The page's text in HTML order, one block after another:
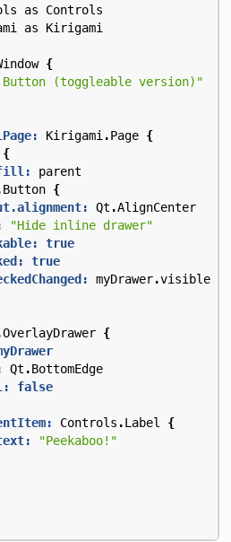
as
Controls
as Kirigami
{
(toggleable version)"
Kirigami .Page {
{
parent
Button {
Qt .AlignCenter
"Hide inline drawer"
true
true
myDrawer.visible
OverlayDrawer {
Qt .BottomEdge
false
Controls .Label
{
"Peekaboo!"